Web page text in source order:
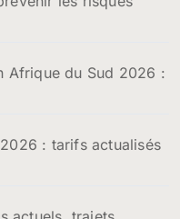
Afrique du Sud 2026 :
: tarifs actualisés